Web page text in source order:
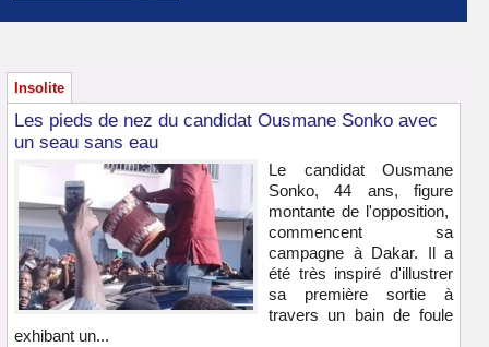
Insolite
Les pieds de nez du candidat Ousmane Sonko avec
un seau sans eau
Le candidat Ousmane
Sonko, 44 ans, figure
montante de l'opposition,
commencent sa
campagne à Dakar. Il a
été très inspiré d'illustrer
sa première sortie à
travers un bain de foule
exhibant un...